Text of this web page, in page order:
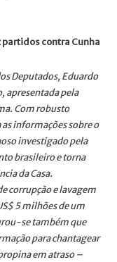
contra Cunha
Deputados, Eduardo
apresentada pela
Com robusto
informações sobre o
investigado pela
brasileiro e torna
da Casa.
corrupção e lavagem
5 milhões de um
se também que
para chantagear
em atraso –